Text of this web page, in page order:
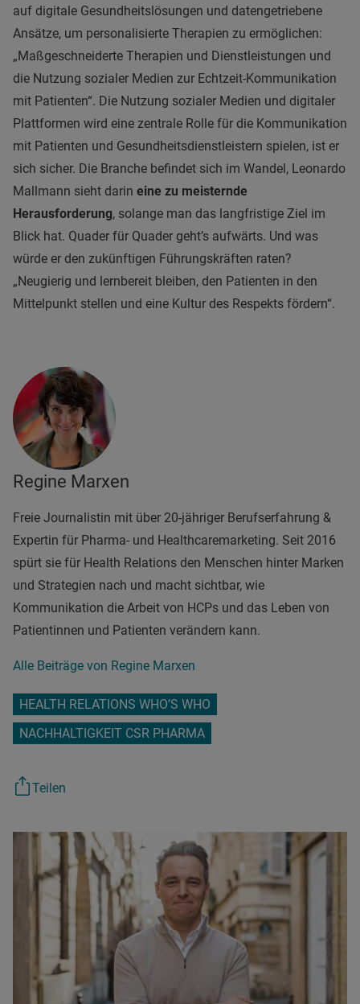
auf digitale Gesundheitslösungen und datengetriebene
Ansätze, um personalisierte Therapien zu ermöglichen:
„Maßgeschneiderte Therapien und Dienstleistungen und
die Nutzung sozialer Medien zur Echtzeit-Kommunikation
mit Patienten“. Die Nutzung sozialer Medien und digitaler
Plattformen wird eine zentrale Rolle für die Kommunikation
mit Patienten und Gesundheitsdienstleistern spielen, ist er
sich sicher. Die Branche befindet sich im Wandel, Leonardo
Mallmann sieht darin eine zu meisternde
Herausforderung, solange man das langfristige Ziel im
Blick hat. Quader für Quader geht’s aufwärts. Und was
würde er den zukünftigen Führungskräften raten?
„Neugierig und lernbereit bleiben, den Patienten in den
Mittelpunkt stellen und eine Kultur des Respekts fördern“.
Regine Marxen
Freie Journalistin mit über 20-jähriger Berufserfahrung &
Expertin für Pharma- und Healthcaremarketing. Seit 2016
spürt sie für Health Relations den Menschen hinter Marken
und Strategien nach und macht sichtbar, wie
Kommunikation die Arbeit von HCPs und das Leben von
Patientinnen und Patienten verändern kann.
Alle Beiträge von Regine Marxen
HEALTH RELATIONS WHO’S WHO
NACHHALTIGKEIT CSR PHARMA
Teilen